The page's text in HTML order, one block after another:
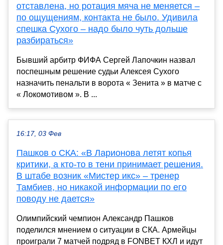
отставлена, но ротация мяча не меняется –
по ощущениям, контакта не было. Удивила
спешка Сухого – надо было чуть дольше
разбираться»
Бывший арбитр ФИФА Сергей Лапочкин назвал
поспешным решение судьи Алексея Сухого
назначить пенальти в ворота « Зенита » в матче с
« Локомотивом ». В ...
16:17, 03 Фев
Пашков о СКА: «В Ларионова летят копья
критики, а кто-то в тени принимает решения.
В штабе возник «Мистер икс» – тренер
Тамбиев, но никакой информации по его
поводу не дается»
Олимпийский чемпион Александр Пашков
поделился мнением о ситуации в СКА. Армейцы
проиграли 7 матчей подряд в FONBET КХЛ и идут